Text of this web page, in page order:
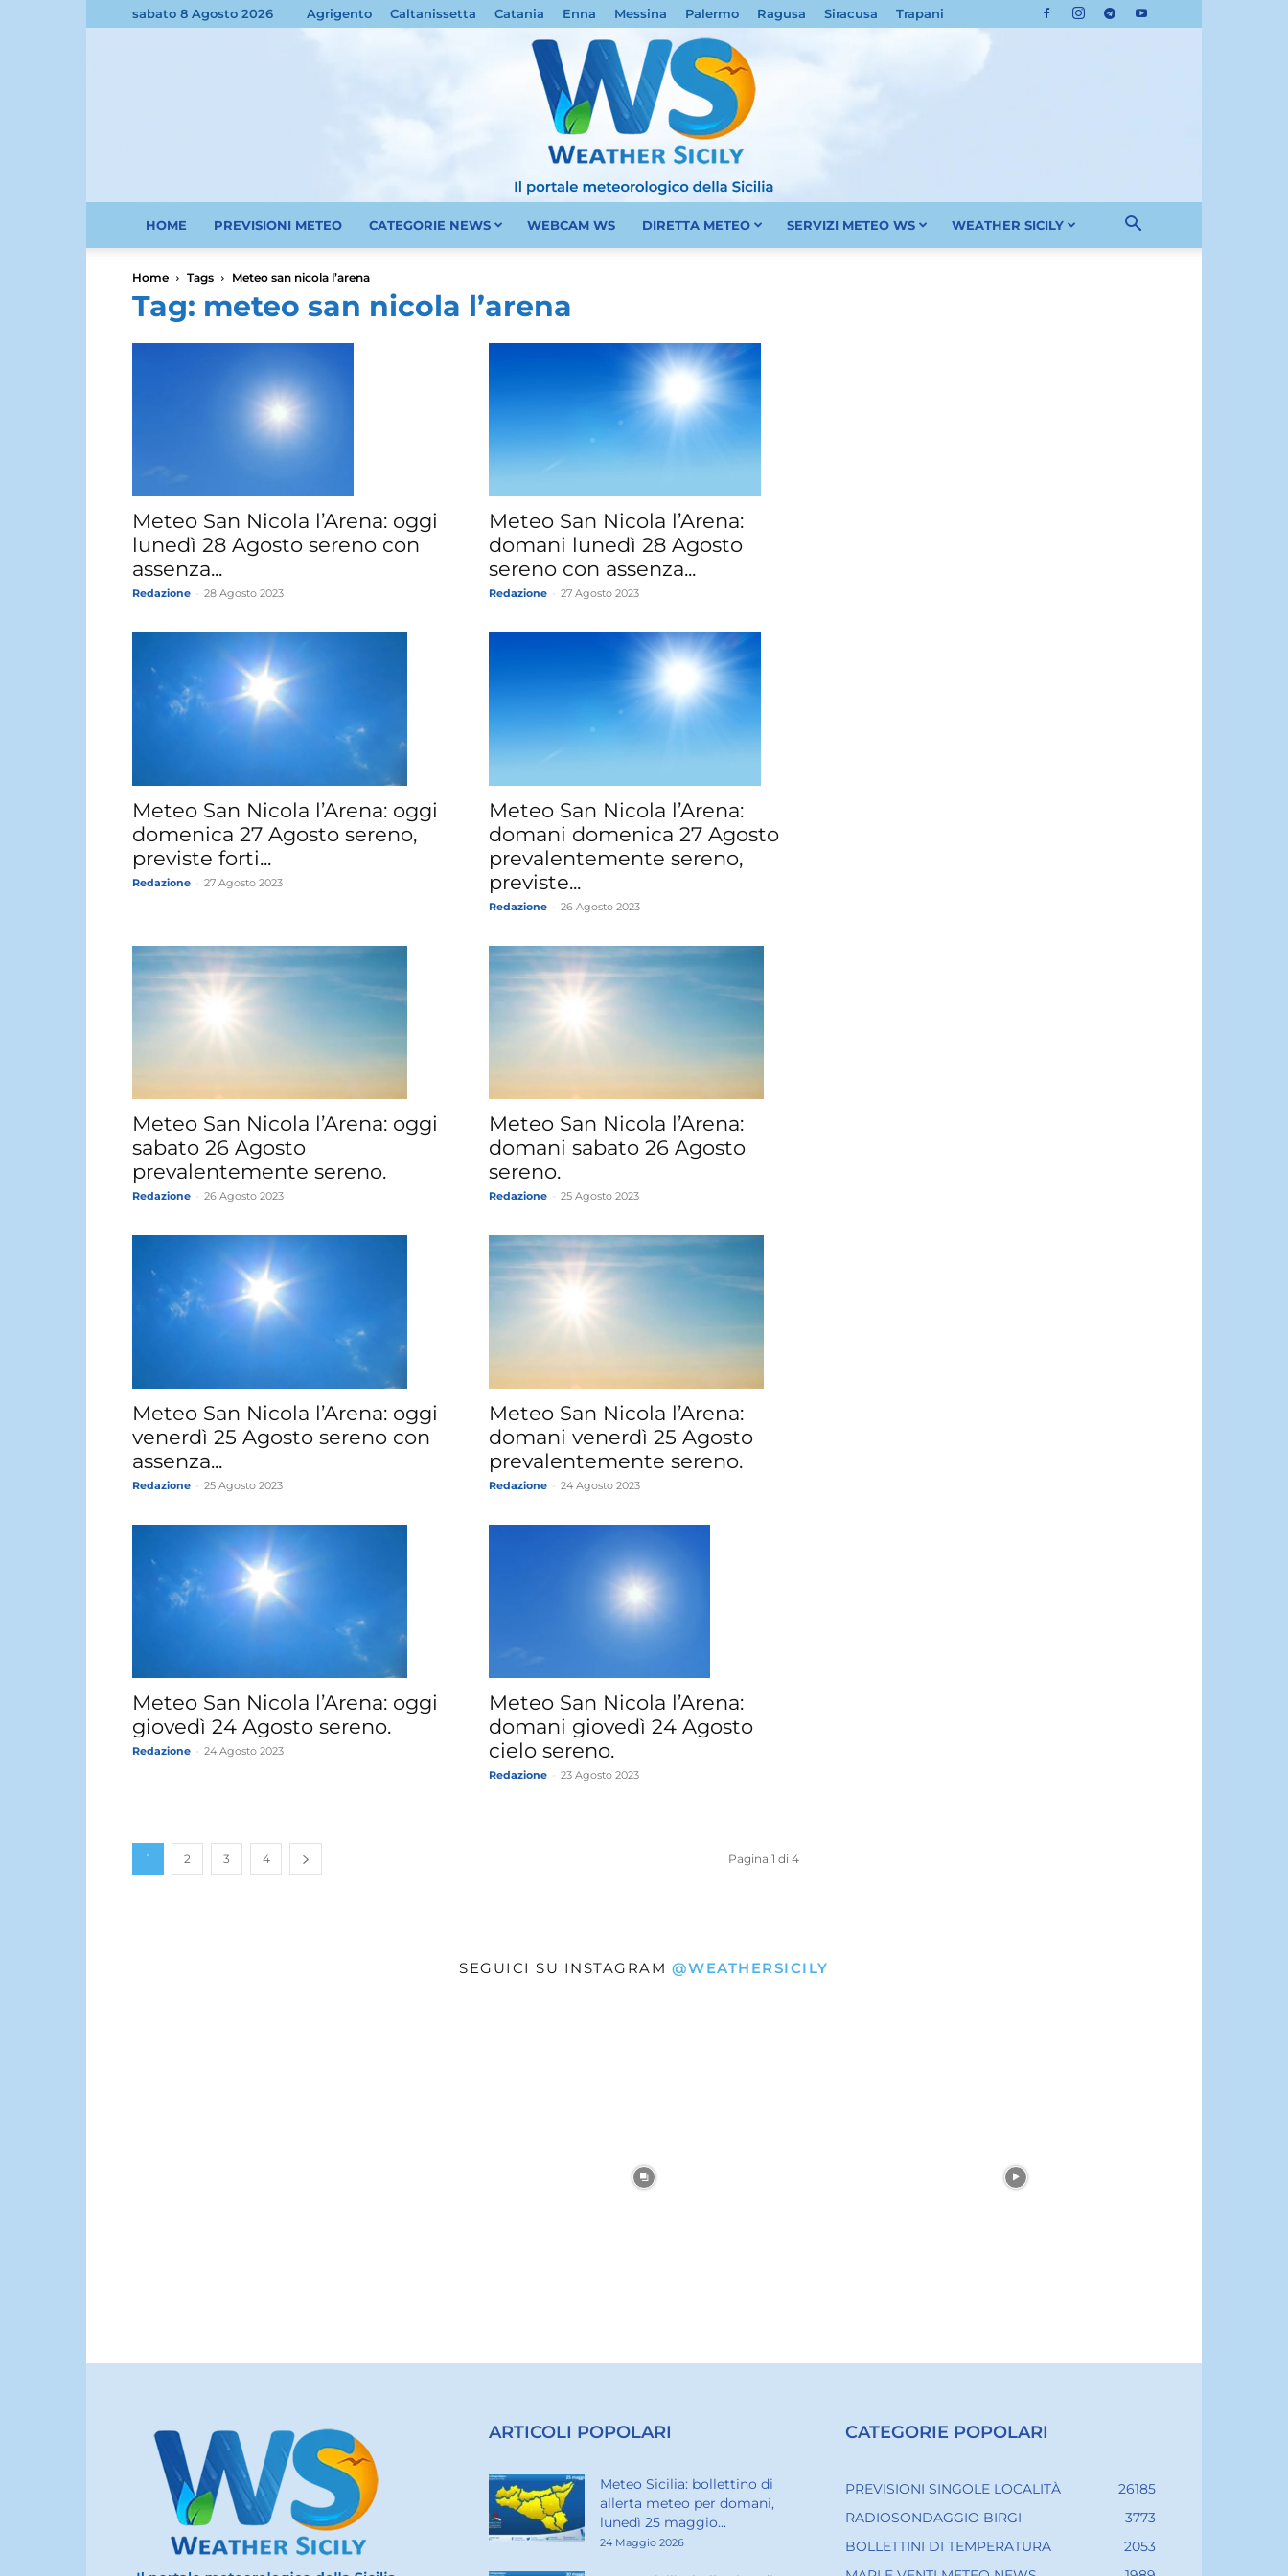
sabato 8 Agosto 2026 Agrigento Caltanissetta Catania Enna Messina Palermo Ragusa Siracusa Trapani
Weather
HOME PREVISIONI METEO CATEGORIE NEWS WEBCAM WS DIRETTA METEO SERVIZI METEO WS WEATHER SICILY
Home Tags Meteo san nicola l’arena
Tag: meteo san nicola l’arena
Meteo San Nicola l’Arena: oggi
lunedì 28 Agosto sereno con
assenza...
Redazione 28 Agosto 2023
Meteo San Nicola l’Arena:
domani lunedì 28 Agosto
sereno con assenza...
Redazione 27 Agosto 2023
Meteo San Nicola l’Arena: oggi
domenica 27 Agosto sereno,
previste forti...
Redazione 27 Agosto 2023
Meteo San Nicola l’Arena:
domani domenica 27 Agosto
prevalentemente sereno,
previste...
Redazione 26 Agosto 2023
Meteo San Nicola l’Arena: oggi
sabato 26 Agosto
prevalentemente sereno.
Redazione 26 Agosto 2023
Meteo San Nicola l’Arena:
domani sabato 26 Agosto
sereno.
Redazione 25 Agosto 2023
Meteo San Nicola l’Arena: oggi
venerdì 25 Agosto sereno con
assenza...
Redazione 25 Agosto 2023
Meteo San Nicola l’Arena:
domani venerdì 25 Agosto
prevalentemente sereno.
Redazione 24 Agosto 2023
Meteo San Nicola l’Arena: oggi
giovedì 24 Agosto sereno.
Redazione 24 Agosto 2023
Meteo San Nicola l’Arena:
domani giovedì 24 Agosto
cielo sereno.
Redazione 23 Agosto 2023
1 2 3 4 Pagina 1 di 4
SEGUICI SU INSTAGRAM @WEATHERSICILY
ARTICOLI POPOLARI
Meteo Sicilia: bollettino di
allerta meteo per domani,
lunedì 25 maggio...
24 Maggio 2026
CATEGORIE POPOLARI
PREVISIONI SINGOLE LOCALITÀ
26185
RADIOSONDAGGIO BIRGI
3773
BOLLETTINI DI TEMPERATURA
2053